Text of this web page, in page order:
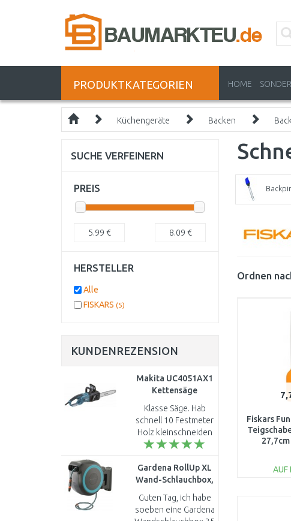
PRODUKTKATEGORIEN HOME
Küchengeräte Backen
Ordnen
Fiskars
AUF
SUCHE VERFEINERN
PREIS
5.99 € 8.09 €
HERSTELLER
Alle
FISKARS (5)
KUNDENREZENSION
Makita UC4051AX1
Kettensäge
Elektro,230V
(40cm/2000W)
Schwertlänge
Klasse Säge. Hab
schnell 10 Festmeter
Holz kleinschneiden
müssen und bin echt
das mit dieser Säge
geklappt hat.
Holzstärk..
Gardena RollUp XL
Wand-Schlauchbox,
35m, Türkis, 18630-
20
Guten Tag, ich habe
soeben eine Gardena